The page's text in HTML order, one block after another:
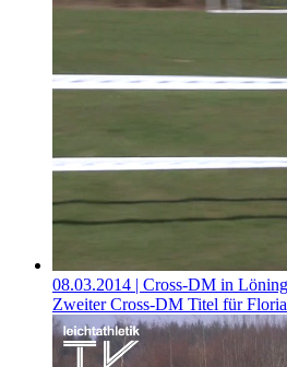
08.03.2014 | Cross-DM in
Zweiter Cross-DM Titel für